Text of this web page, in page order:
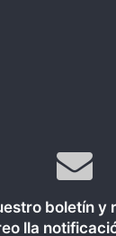
boletín y
lla